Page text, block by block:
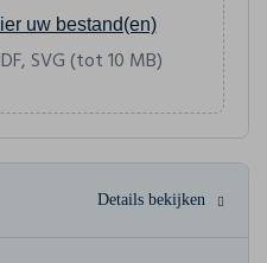
uw bestand(en)
SVG (tot 10 MB)
Details bekijken